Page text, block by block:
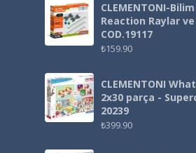
CLEMENTONI-
Reaction Raylar
COD.19117
₺159.90
CLEMENTONI
2x30 parça -
20239
₺399.90